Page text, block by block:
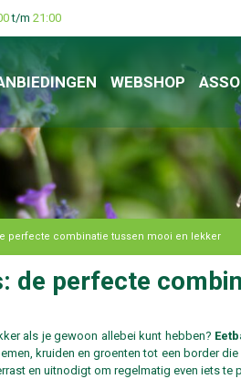
perfecte combinatie tussen mooi en lekker
t/m 21:00
WEBSHOP
de perfecte
als je gewoon allebei kunt hebben?
kruiden en groenten tot een border
en uitnodigt om regelmatig even iets